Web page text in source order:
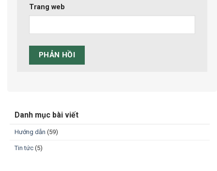
Trang web
Danh mục bài viết
Hướng dẫn (59)
Tin tức (5)